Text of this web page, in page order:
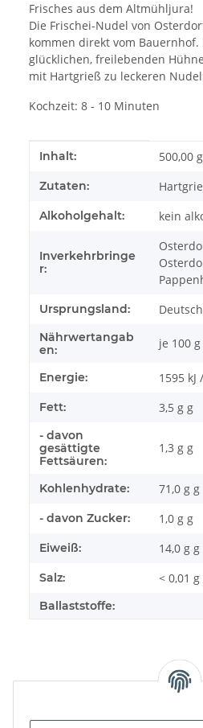
Frisches aus dem Altmühljura!
Die Frischei-Nudel von
kommen direkt vom Bauernhof.
glücklichen, freilebenden
mit Hartgrieß zu leckeren
Kochzeit: 8 - 10 Minuten
Produkteigenschaft
Wert
Inhalt: 500,00 g
Zutaten:
Alkoholgehalt: kein
Inverkehrbringe
r:
Ursprungsland:
Nährwertangab
en:
je 100 g
Energie: 1595 kJ
Fett: 3,5 g g
- davon
gesättigte
Fettsäuren:
1,3 g g
Kohlenhydrate: 71,0 g g
- davon Zucker: 1,0 g g
Eiweiß: 14,0 g g
Salz: < 0,01 g
Ballaststoffe: